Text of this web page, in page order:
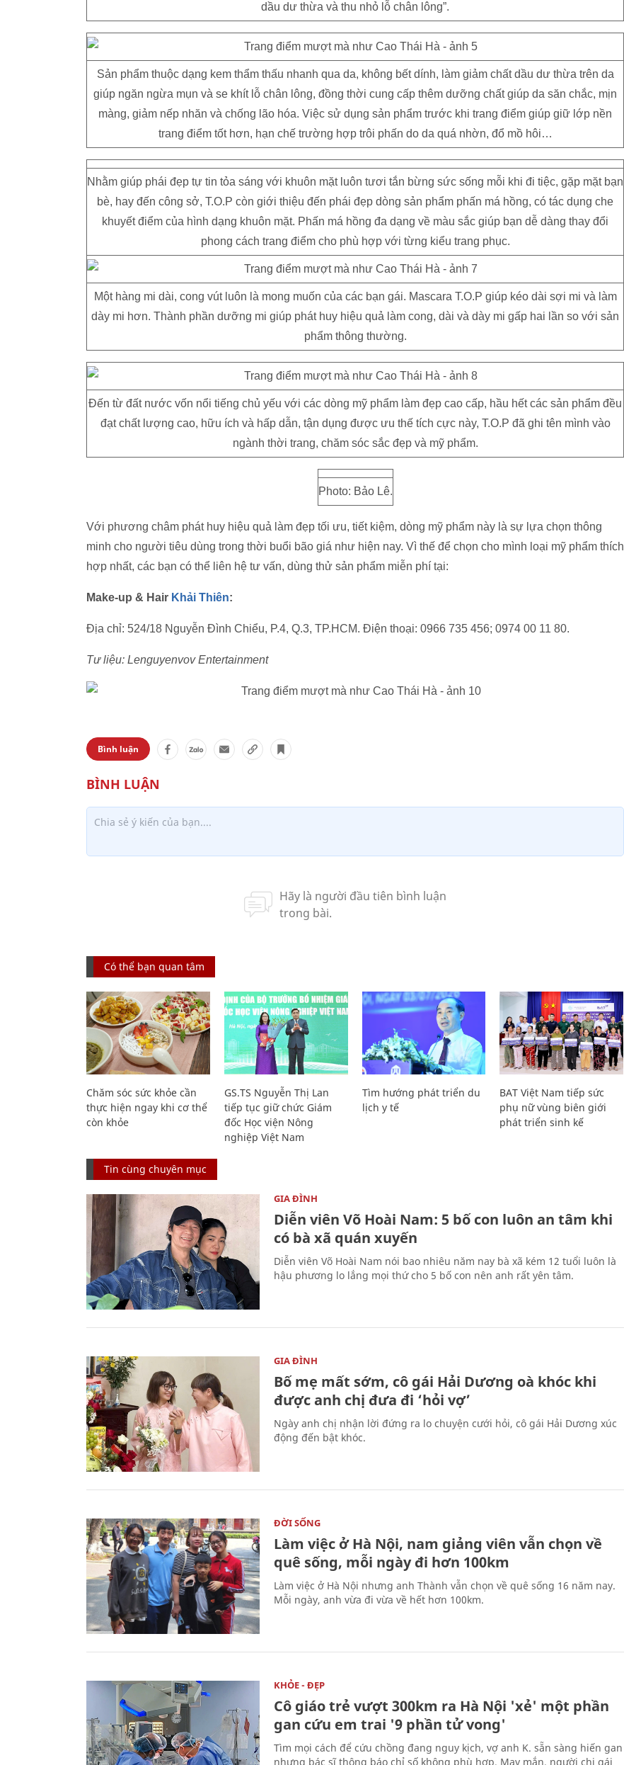
dầu dư thừa và thu nhỏ lỗ chân lông”.
Sản phẩm thuộc dạng kem thẩm thấu nhanh qua da, không bết dính, làm giảm chất dầu dư thừa trên da
giúp ngăn ngừa mụn và se khít lỗ chân lông, đồng thời cung cấp thêm dưỡng chất giúp da săn chắc, mịn
màng, giảm nếp nhăn và chống lão hóa. Việc sử dụng sản phẩm trước khi trang điểm giúp giữ lớp nền
trang điểm tốt hơn, hạn chế trường hợp trôi phấn do da quá nhờn, đổ mồ hôi…
Nhằm giúp phái đẹp tự tin tỏa sáng với khuôn mặt luôn tươi tắn bừng sức sống mỗi khi đi tiệc, gặp mặt bạn
bè, hay đến công sở, T.O.P còn giới thiệu đến phái đẹp dòng sản phẩm phấn má hồng, có tác dụng che
khuyết điểm của hình dạng khuôn mặt. Phấn má hồng đa dạng về màu sắc giúp bạn dễ dàng thay đổi
phong cách trang điểm cho phù hợp với từng kiểu trang phục.
Một hàng mi dài, cong vút luôn là mong muốn của các bạn gái. Mascara T.O.P giúp kéo dài sợi mi và làm
dày mi hơn. Thành phần dưỡng mi giúp phát huy hiệu quả làm cong, dài và dày mi gấp hai lần so với sản
phẩm thông thường.
Đến từ đất nước vốn nổi tiếng chủ yếu với các dòng mỹ phẩm làm đẹp cao cấp, hầu hết các sản phẩm đều
đạt chất lượng cao, hữu ích và hấp dẫn, tận dụng được ưu thế tích cực này, T.O.P đã ghi tên mình vào
ngành thời trang, chăm sóc sắc đẹp và mỹ phẩm.
Photo: Bảo Lê.
Với phương châm phát huy hiệu quả làm đẹp tối ưu, tiết kiệm, dòng mỹ phẩm này là sự lựa chọn thông
minh cho người tiêu dùng trong thời buổi bão giá như hiện nay. Vì thế để chọn cho mình loại mỹ phẩm thích
hợp nhất, các bạn có thể liên hệ tư vấn, dùng thử sản phẩm miễn phí tại:
Make-up & Hair Khải Thiên:
Địa chỉ: 524/18 Nguyễn Đình Chiểu, P.4, Q.3, TP.HCM. Điện thoại: 0966 735 456; 0974 00 11 80.
Tư liệu: Lenguyenvov Entertainment
Bình luận
Có thể bạn quan tâm
Chăm sóc sức khỏe cần
thực hiện ngay khi cơ thể
còn khỏe
GS.TS Nguyễn Thị Lan
tiếp tục giữ chức Giám
đốc Học viện Nông
nghiệp Việt Nam
Tìm hướng phát triển du
lịch y tế
BAT Việt Nam tiếp sức
phụ nữ vùng biên giới
phát triển sinh kế
Tin cùng chuyên mục
GIA ĐÌNH
Diễn viên Võ Hoài Nam: 5 bố con luôn an tâm khi
có bà xã quán xuyến
Diễn viên Võ Hoài Nam nói bao nhiêu năm nay bà xã kém 12 tuổi luôn là
hậu phương lo lắng mọi thứ cho 5 bố con nên anh rất yên tâm.
GIA ĐÌNH
Bố mẹ mất sớm, cô gái Hải Dương oà khóc khi
được anh chị đưa đi ‘hỏi vợ’
Ngày anh chị nhận lời đứng ra lo chuyện cưới hỏi, cô gái Hải Dương xúc
động đến bật khóc.
ĐỜI SỐNG
Làm việc ở Hà Nội, nam giảng viên vẫn chọn về
quê sống, mỗi ngày đi hơn 100km
Làm việc ở Hà Nội nhưng anh Thành vẫn chọn về quê sống 16 năm nay.
Mỗi ngày, anh vừa đi vừa về hết hơn 100km.
KHỎE - ĐẸP
Cô giáo trẻ vượt 300km ra Hà Nội 'xẻ' một phần
gan cứu em trai '9 phần tử vong'
Tìm mọi cách để cứu chồng đang nguy kịch, vợ anh K. sẵn sàng hiến gan
nhưng bác sĩ thông báo chỉ số không phù hợp. May mắn, người chị gái